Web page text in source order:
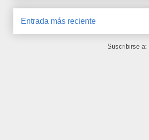
Entrada más reciente
Suscribirse a: